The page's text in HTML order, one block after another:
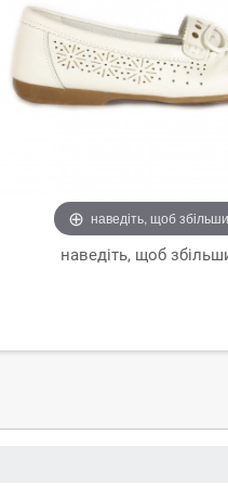
наведіть, щоб
наведіть, щоб